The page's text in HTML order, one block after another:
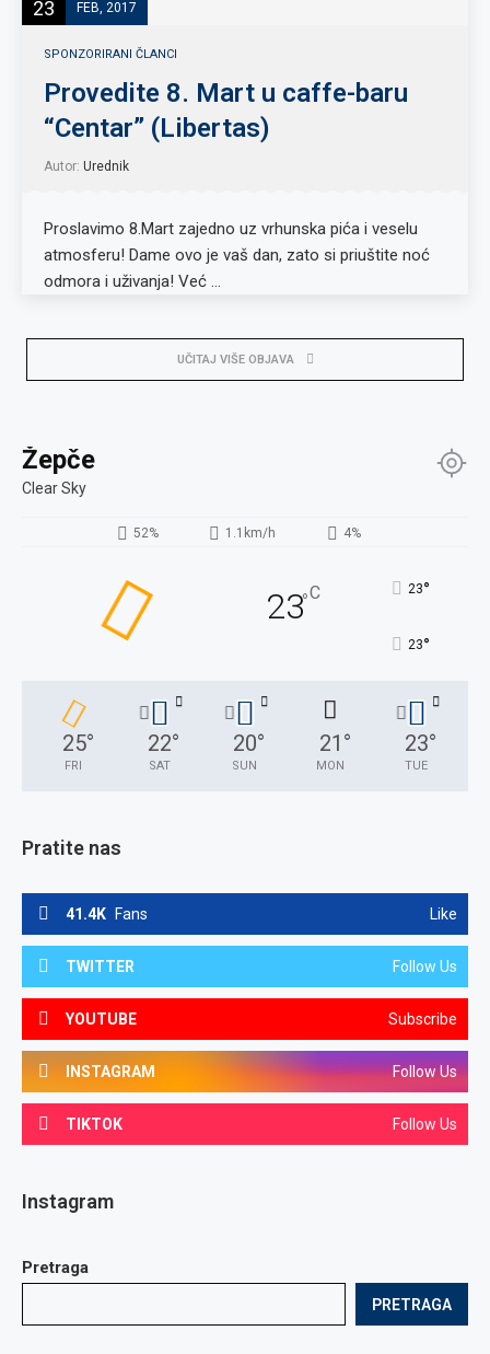
23 FEB, 2017
SPONZORIRANI ČLANCI
Provedite 8. Mart u caffe-baru
“Centar” (Libertas)
Autor: Urednik
Proslavimo 8.Mart zajedno uz vrhunska pića i veselu
atmosferu! Dame ovo je vaš dan, zato si priuštite noć
odmora i uživanja! Već …
UČITAJ VIŠE OBJAVA
Žepče
Clear Sky
52% 1.1km/h 4%
23°C 23°
23°
25°
FRI
22°
SAT
20°
SUN
21 °
MON
23°
TUE
Pratite nas
41.4K Fans Like
TWITTER Follow Us
YOUTUBE Subscribe
INSTAGRAM Follow Us
TIKTOK Follow Us
Instagram
Pretraga
PRETRAGA